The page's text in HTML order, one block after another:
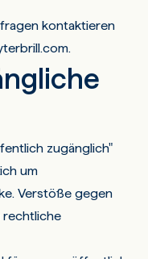
kontaktieren
.
zugänglich"
um
Verstöße gegen
rechtliche